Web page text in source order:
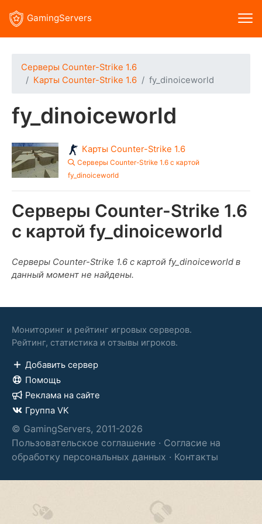
GamingServers
Серверы Counter-Strike 1.6
Карты Counter-Strike 1.6
fy_dinoiceworld
fy_dinoiceworld
Карты Counter-Strike 1.6
Серверы Counter-Strike 1.6 с картой
fy_dinoiceworld
Серверы Counter-Strike 1.6
с картой fy_dinoiceworld
Серверы Counter-Strike 1.6 с картой fy_dinoiceworld в
данный момент не найдены.
Мониторинг и рейтинг игровых серверов.
Рейтинг, статистика и отзывы игроков.
Добавить сервер
Помощь
Реклама на сайте
Группа VK
© GamingServers, 2011-2026
Пользовательское соглашение · Согласие на
обработку персональных данных · Контакты